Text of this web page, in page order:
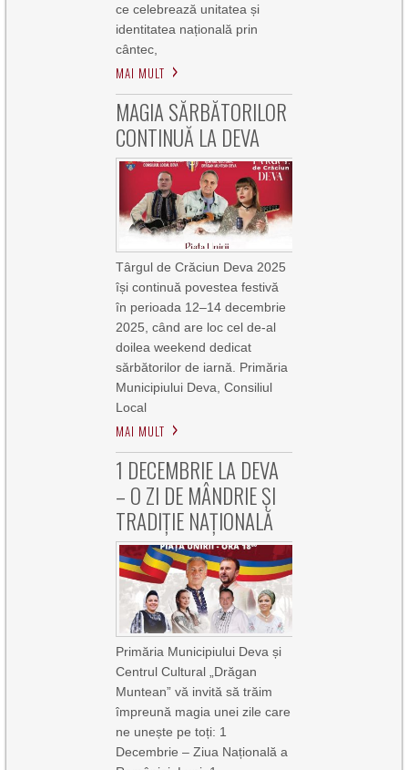
ce celebrează unitatea și
identitatea națională prin
cântec,
MAI MULT
MAGIA SĂRBĂTORILOR
CONTINUĂ LA DEVA
Târgul de Crăciun Deva 2025
își continuă povestea festivă
în perioada 12–14 decembrie
2025, când are loc cel de-al
doilea weekend dedicat
sărbătorilor de iarnă. Primăria
Municipiului Deva, Consiliul
Local
MAI MULT
1 DECEMBRIE LA DEVA
– O ZI DE MÂNDRIE ȘI
TRADIȚIE NAȚIONALĂ
Primăria Municipiului Deva și
Centrul Cultural „Drăgan
Muntean” vă invită să trăim
împreună magia unei zile care
ne unește pe toți: 1
Decembrie – Ziua Națională a